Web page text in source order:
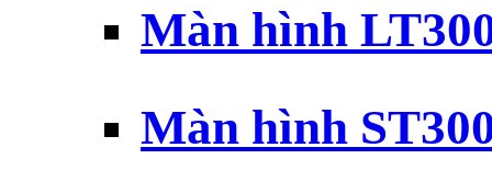
Màn hình
Màn hình